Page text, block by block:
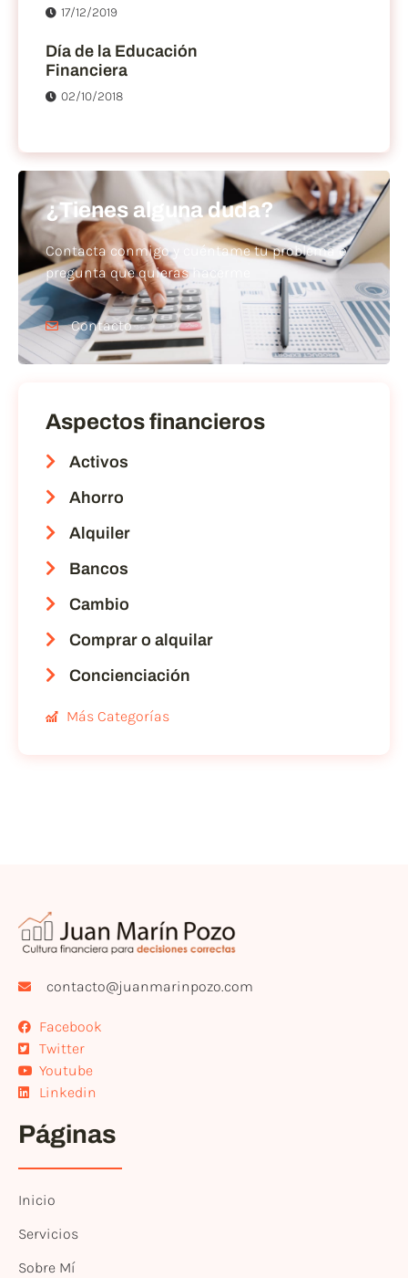
17/12/2019
Día de la Educación
Financiera
02/10/2018
¿Tienes alguna duda?
Contacta conmigo y cuéntame tu problema o
pregunta que quieras hacerme
Contacto
Aspectos financieros
Activos
Ahorro
Alquiler
Bancos
Cambio
Comprar o alquilar
Concienciación
Más Categorías
contacto@juanmarinpozo.com
Facebook
Twitter
Youtube
Linkedin
Páginas
Inicio
Servicios
Sobre Mí